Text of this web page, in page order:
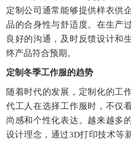
定制公司通常能够提供样衣供
品的合身性与舒适度。在生产
良好的沟通，及时反馈设计和
终产品符合预期。
定制冬季工作服的趋势
随着时代的发展，定制化的工
代工人在选择工作服时，不仅
尚感和个性化表达。越来越多
设计理念，通过3D打印技术等